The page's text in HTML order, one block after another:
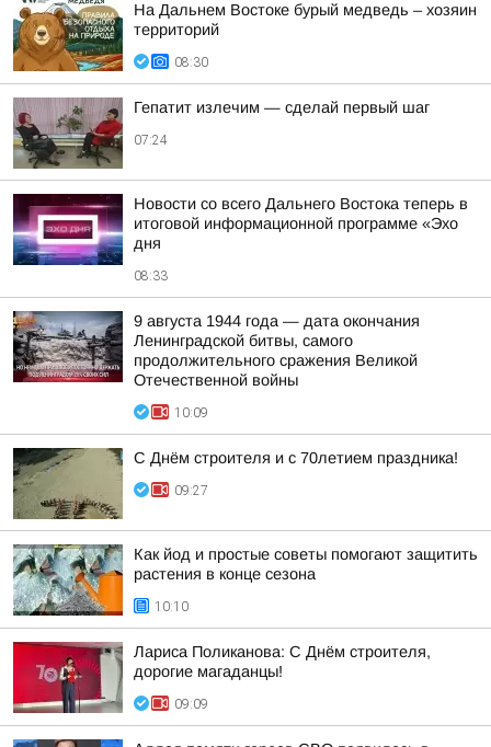
На Дальнем Востоке бурый медведь – хозяин
территорий
08:30
Гепатит излечим — сделай первый шаг
07:24
Новости со всего Дальнего Востока теперь в
итоговой информационной программе «Эхо
дня
08:33
9 августа 1944 года — дата окончания
Ленинградской битвы, самого
продолжительного сражения Великой
Отечественной войны
10:09
С Днём строителя и с 70летием праздника!
09:27
Как йод и простые советы помогают защитить
растения в конце сезона
10:10
Лариса Поликанова: С Днём строителя,
дорогие магаданцы!
09:09